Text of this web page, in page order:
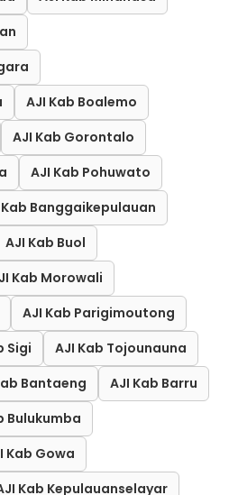
AJI Kab Boalemo
AJI Kab Gorontalo
AJI Kab Pohuwato
Kab Banggaikepulauan
AJI Kab Buol
Kab Morowali
AJI Kab Parigimoutong
Sigi
AJI Kab Tojounauna
Bantaeng
AJI Kab Barru
Bulukumba
Kab Gowa
Kab Kepulauanselayar